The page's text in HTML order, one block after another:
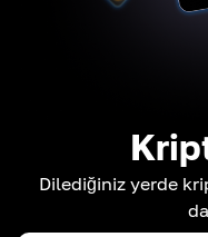
Dilediğiniz yerde